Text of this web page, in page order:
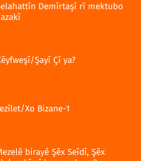
Demîrtaşî rî mektubo
Şayî Çî ya?
Xo Bizane-1
birayê Şêx Seîdî, Şêx